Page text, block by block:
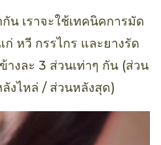
น เราจะใช้เทคนิคการมัด
หวี กรรไกร และยางรัด
งละ 3 ส่วนเท่าๆ กัน (ส่วน
งไหล่ / ส่วนหลังสุด)